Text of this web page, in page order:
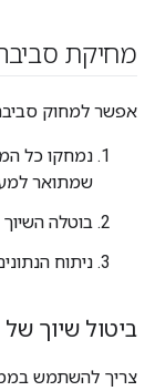
מחיקת
אפשר למחוק
נמחקו כל
שמתואר
בוטלה
ניתוח
ביטול שיוך